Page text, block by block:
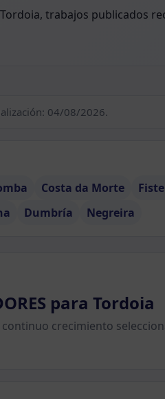
trabajos publicados
04/08/2026.
Costa da Morte
Dumbría Negreira
para Tordoia
continuo crecimiento